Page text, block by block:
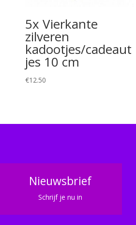
5x Vierkante
zilveren
kadootjes/cadeaut
jes 10 cm
€12.50
Nieuwsbrief
Schrijf je nu in